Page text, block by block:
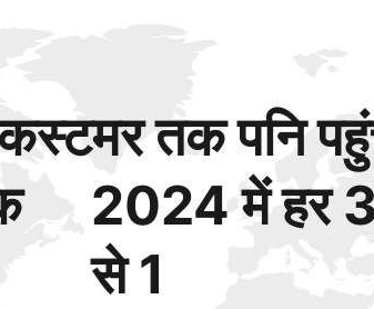
तक पनि
2024 में हर
से 1